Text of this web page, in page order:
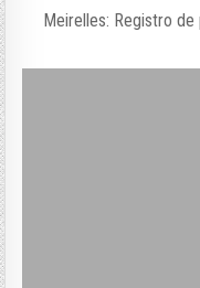
Meirelles: Registro